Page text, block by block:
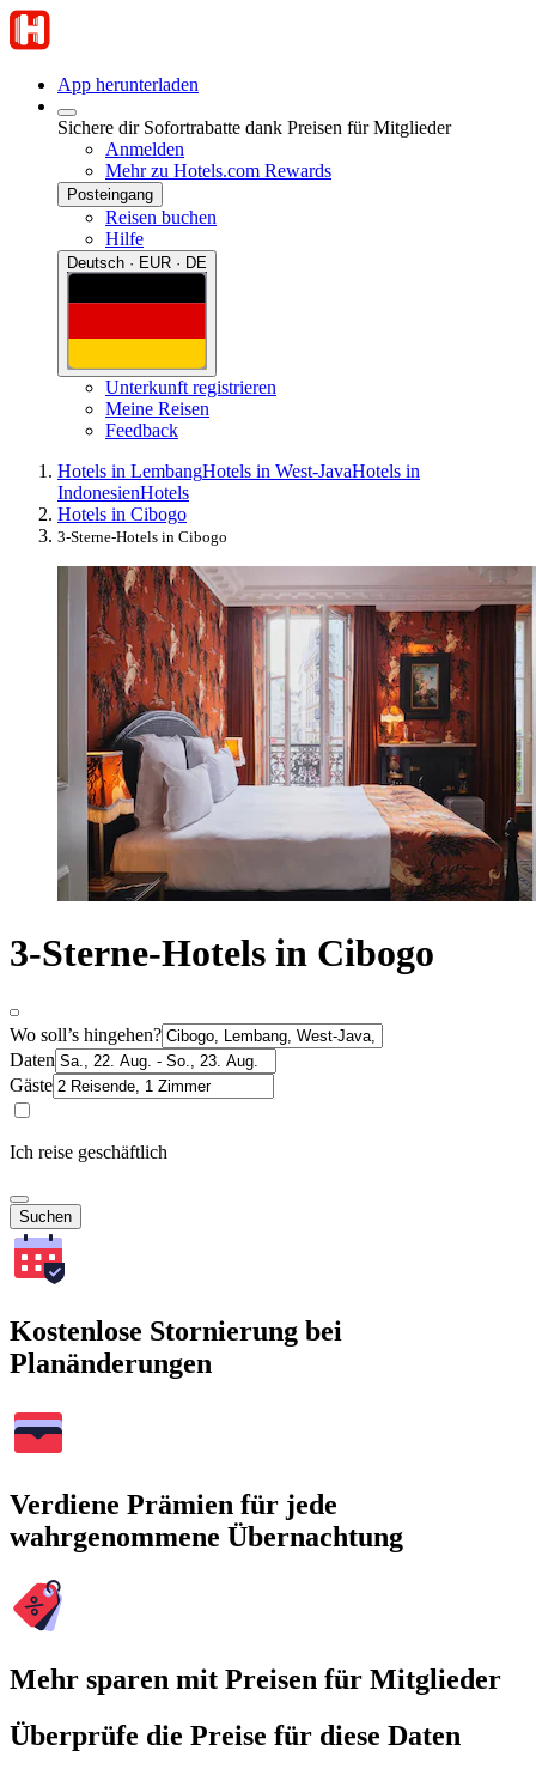
App herunterladen
Sichere dir Sofortrabatte dank Preisen für Mitglieder
Anmelden
Mehr zu Hotels.com Rewards
Posteingang
Reisen buchen
Hilfe
Deutsch · EUR · DE
Unterkunft registrieren
Meine Reisen
Feedback
Hotels in LembangHotels in West-JavaHotels in
IndonesienHotels
Hotels in Cibogo
3-Sterne-Hotels in Cibogo
3-Sterne-Hotels in Cibogo
Wo soll’s hingehen?
Daten
Gäste
Ich reise geschäftlich
Suchen
Kostenlose Stornierung bei
Planänderungen
Verdiene Prämien für jede
wahrgenommene Übernachtung
Mehr sparen mit Preisen für Mitglieder
Überprüfe die Preise für diese Daten